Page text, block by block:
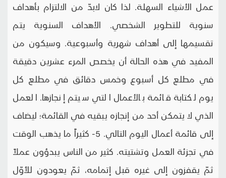
عمل الأشياء السهلة. لذا كان لابدّ من الالتزام بأهداف
سنوية للتطوير الشخصي. الأهداف السنوية يتم
تقسيمها إلى أهداف شهرية وأسبوعية. وسيكون من
المفيد في هذه الحالة أن يخصص المرء عشرين دقيقة
في مطلع كل أسبوع وخمس دقائق في مطلع كل
يوم لكتابة قائمة بالأعمال التي سيتم إنجازها. العمل
الذي لا يتمكن أحد من إنجازه يبقيه في القائمة؛ ليضاف
إلى قائمة أعمال اليوم التالي. 5- كثيراً ما يذهب الوقت
في تجزئة العمل وتشتيته. كثير من الناس يبدؤون عملاً
ثمّ يقفزون إلى غيره قبل إتمامه، ثمّ يعودون للأوّل